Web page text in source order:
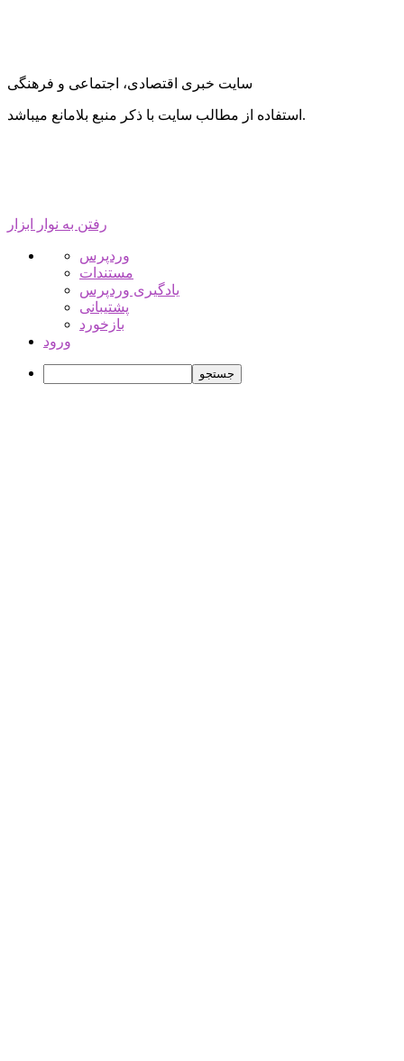
سایت خبری اقتصادی، اجتماعی و فرهنگی
استفاده از مطالب سایت با ذکر منبع بلامانع میباشد.
رفتن به نوار ابزار
درباره
وردپرس
وردپرس
مستندات
یادگیری وردپرس
پشتیبانی
بازخورد
ورود
جستجو